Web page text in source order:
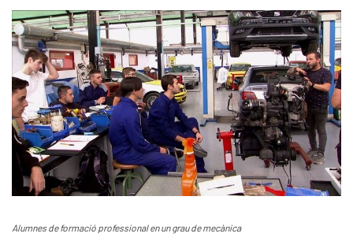
Alumnes de formació professional en un grau de mecànica